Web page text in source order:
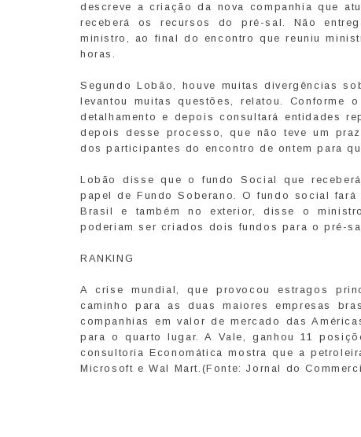
descreve a criação da nova companhia que
receberá os recursos do pré-sal. Não
ministro, ao final do encontro que reuniu
horas.
Segundo Lobão, houve muitas divergências
levantou muitas questões, relatou.
detalhamento e depois consultará entidades
depois desse processo, que não teve um
dos participantes do encontro de ontem para
Lobão disse que o fundo Social que
papel de Fundo Soberano. O fundo social
Brasil e também no exterior, disse o
poderiam ser criados dois fundos para o pré-
RANKING
A crise mundial, que provocou estragos
caminho para as duas maiores empresas
companhias em valor de mercado das
para o quarto lugar. A Vale, ganhou 11
consultoria Economática mostra que a
Microsoft e Wal Mart.(Fonte: Jornal do